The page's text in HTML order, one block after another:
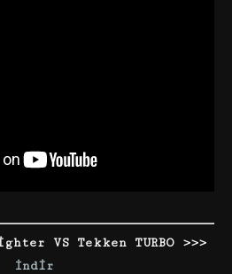
VS Tekken TURBO >>>
İndir